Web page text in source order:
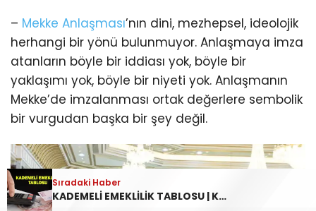
Sıradaki Haber
SON DAKİKA DEPREM 9 AĞUSTOS | Gaziantep’te Deprem Mi Oldu, Nerede, Kaç Büyüklüğünde? AFAD-Kandilli Rasathanesi Son Depremler Listesi
– Mekke Anlaşması’nın dini, mezhepsel, ideolojik
herhangi bir yönü bulunmuyor. Anlaşmaya imza
atanların böyle bir iddiası yok, böyle bir
yaklaşımı yok, böyle bir niyeti yok. Anlaşmanın
Mekke’de imzalanması ortak değerlere sembolik
bir vurgudan başka bir şey değil.
Sıradaki Haber
KADEMELİ EMEKLİLİK TABLOSU | Kademeli emeklilik Meclis’e geldi mi? Kademeli emeklilik çıkarsa kim, ne zaman emekli olacak?